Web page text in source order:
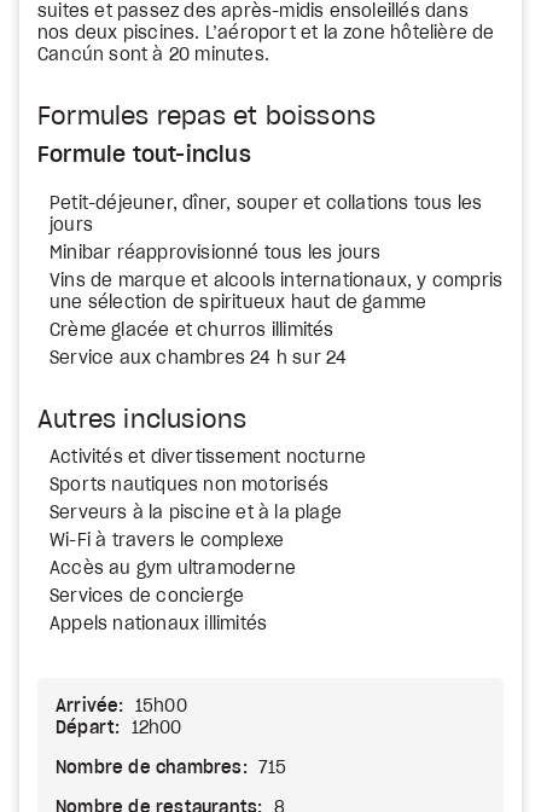
suites et passez des après-midis ensoleillés dans
nos deux piscines. L’aéroport et la zone hôtelière de
Cancún sont à 20 minutes.
Formules repas et boissons
Formule tout-inclus
Petit-déjeuner, dîner, souper et collations tous les
jours
Minibar réapprovisionné tous les jours
Vins de marque et alcools internationaux, y compris
une sélection de spiritueux haut de gamme
Crème glacée et churros illimités
Service aux chambres 24 h sur 24
Autres inclusions
Activités et divertissement nocturne
Sports nautiques non motorisés
Serveurs à la piscine et à la plage
Wi-Fi à travers le complexe
Accès au gym ultramoderne
Services de concierge
Appels nationaux illimités
Arrivée:
15h00
Départ:
12h00
Nombre de chambres: 715
Nombre de restaurants: 8